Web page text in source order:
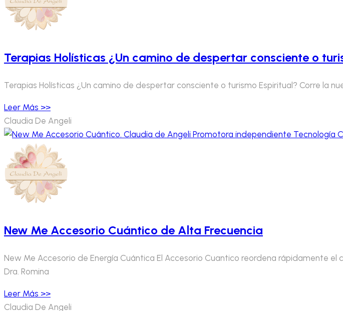
Terapias Holísticas ¿Un camino de despertar consciente o
Terapias Holísticas ¿Un camino de despertar consciente o turismo Espiritual? Corre la
Leer Más >>
Claudia De Angeli
New Me Accesorio Cuántico de Alta Frecuencia
New Me Accesorio de Energía Cuántica El Accesorio Cuantico reordena rápidamente
Dra. Romina
Leer Más >>
Claudia De Angeli